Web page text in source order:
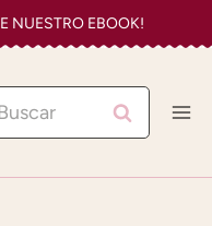
NUESTRO EBOOK!